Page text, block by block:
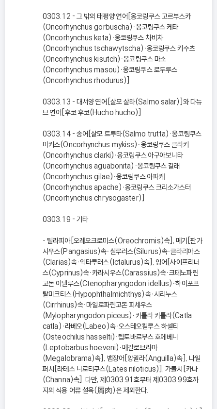
0303.12 - 그 밖의 태평양 연어[옹코링쿠스 고르부스카
(Oncorhynchus gorbuscha)ㆍ옹코링쿠스 케타
(Oncorhynchus keta)ㆍ옹코링쿠스 차비차
(Oncorhynchus tschawytscha)ㆍ옹코링쿠스 키수츠
(Oncorhynchus kisutch)ㆍ옹코링쿠스 마소
(Oncorhynchus masou)ㆍ옹코링쿠스 로두루스
(Oncorhynchus rhodurus)]
0303.13 - 대서양 연어[살모 살라(Salmo salar)]와 다뉴
브 연어[후코 후코(Hucho hucho)]
0303.14 - 송어[살모 트루타(Salmo trutta)ㆍ옹코링쿠스
미키스(Oncorhynchus mykiss)ㆍ옹코링쿠스 클라키
(Oncorhynchus clarki)ㆍ옹코링쿠스 아구아보니타
(Oncorhynchus aguabonita)ㆍ옹코링쿠스 길래
(Oncorhynchus gilae)ㆍ옹코링쿠스 아파케
(Oncorhynchus apache)ㆍ옹코링쿠스 크리소가스터
(Oncorhynchus chrysogaster)]
0303.19 - 기타
- 틸라피아[오레오크로미스(Oreochromis)속], 메기[판가
시우스(Pangasius)속ㆍ실루러스(Silurus)속ㆍ클라리아스
(Clarias)속ㆍ익타루러스(Ictalurus)속], 잉어[사이프리너
스(Cyprinus)속ㆍ카라시우스(Carassius)속ㆍ크테노파린
고돈 이델루스(Ctenopharyngodon idellus)ㆍ하이포프
탈미크티스(Hypophthalmichthys)속ㆍ시리누스
(Cirrhinus)속ㆍ마일로파린고돈 피세우스
(Mylopharyngodon piceus)ㆍ카틀라 카틀라(Catla
catla)ㆍ라베오(Labeo)속ㆍ오스테오킬루스 하셀티
(Osteochilus hasselti)ㆍ렙토바르부스 호에베니
(Leptobarbus hoeveni)ㆍ메갈로브라마
(Megalobrama)속], 뱀장어[앙귈라(Anguilla)속], 나일
퍼치[라테스 니로티쿠스(Lates niloticus)], 가물치[카나
(Channa)속]. 다만, 제0303.91호부터 제0303.99호까
지의 식용 어류 설육(屑肉)은 제외한다.